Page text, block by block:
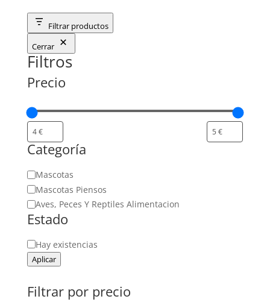
Filtrar productos
Cerrar
Filtros
Precio
Categoría
Categoría
Mascotas
Mascotas Piensos
Aves, Peces Y Reptiles Alimentacion
Estado
Estado
Hay existencias
Aplicar
Filtrar por precio